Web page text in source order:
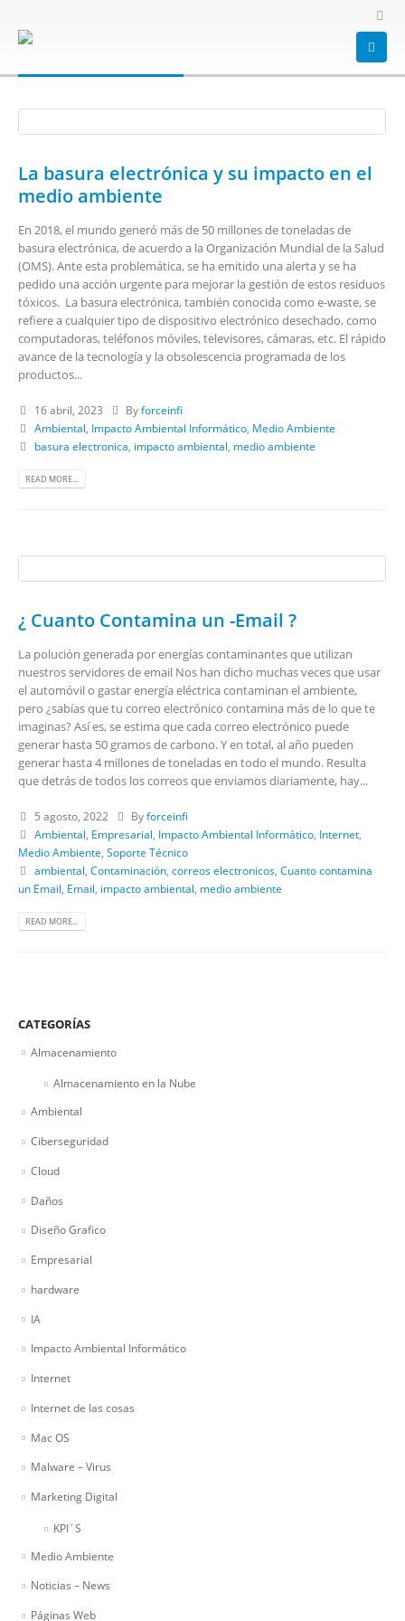
medio ambiente
La basura electrónica y su impacto en el
medio ambiente
En 2018, el mundo generó más de 50 millones de toneladas de
basura electrónica, de acuerdo a la Organización Mundial de la Salud
(OMS). Ante esta problemática, se ha emitido una alerta y se ha
pedido una acción urgente para mejorar la gestión de estos residuos
tóxicos. La basura electrónica, también conocida como e-waste, se
refiere a cualquier tipo de dispositivo electrónico desechado, como
computadoras, teléfonos móviles, televisores, cámaras, etc. El rápido
avance de la tecnología y la obsolescencia programada de los
productos...
16 abril, 2023 Byforceinfi
Ambiental Impacto Ambiental Informático, Medio Ambiente
basura electronica impacto ambiental medio ambiente
READ MORE...
¿ Cuanto Contamina un -Email ?
La polución generada por energías contaminantes que utilizan
nuestros servidores de email Nos han dicho muchas veces que usar
el automóvil o gastar energía eléctrica contaminan el ambiente,
pero ¿sabías que tu correo electrónico contamina más de lo que te
imaginas? Así es, se estima que cada correo electrónico puede
generar hasta 50 gramos de carbono. Y en total, al año pueden
generar hasta 4 millones de toneladas en todo el mundo. Resulta
que detrás de todos los correos que enviamos diariamente, hay...
5 agosto, 2022 Byforceinfi
Ambiental Empresarial Impacto Ambiental Informático, Internet,
Medio Ambiente Soporte Técnico
ambiental Contaminación, correos electronicos, Cuanto contamina
un Email Email impacto ambiental medio ambiente
READ MORE...
CATEGORÍAS
Almacenamiento
Almacenamiento en la Nube
Ambiental
Ciberseguridad
Cloud
Daños
Diseño Grafico
Empresarial
hardware
IA
Impacto Ambiental Informático
Internet
Internet de las cosas
Mac OS
Malware – Virus
Marketing Digital
KPI´S
Medio Ambiente
Noticias – News
Páginas Web